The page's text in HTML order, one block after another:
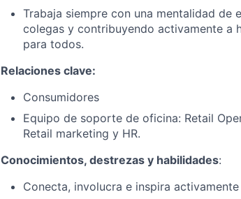
Trabaja siempre con una mentalidad
colegas y contribuyendo activamente a
para todos.
Relaciones clave:
Consumidores
Equipo de soporte de oficina: Retail
Retail marketing y HR.
Conocimientos, destrezas y habilidades:
Conecta, involucra e inspira